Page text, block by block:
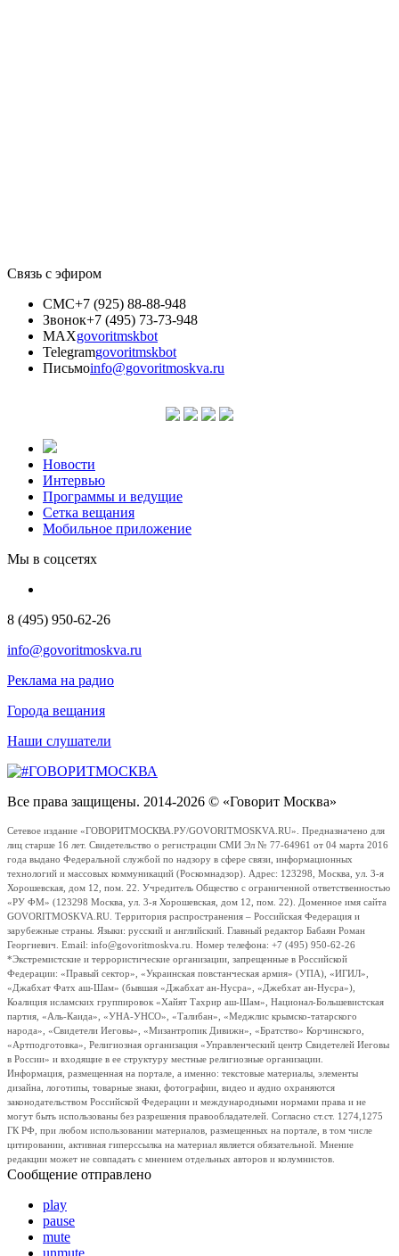
Связь с эфиром
СМС+7 (925) 88-88-948
Звонок+7 (495) 73-73-948
MAXgovoritmskbot
Telegramgovoritmskbot
Письмоinfo@govoritmoskva.ru
Новости
Интервью
Программы и ведущие
Сетка вещания
Мобильное приложение
Мы в соцсетях
8 (495) 950-62-26
info@govoritmoskva.ru
Реклама на радио
Города вещания
Наши слушатели
Все права защищены. 2014-2026 © «Говорит Москва»
Сетевое издание «ГОВОРИТМОСКВА.РУ/GOVORITMOSKVA.RU». Предназначено для
лиц старше 16 лет. Свидетельство о регистрации СМИ Эл № 77-64961 от 04 марта 2016
года выдано Федеральной службой по надзору в сфере связи, информационных
технологий и массовых коммуникаций (Роскомнадзор). Адрес: 123298, Москва, ул. 3-я
Хорошевская, дом 12, пом. 22. Учредитель Общество с ограниченной ответственностью
«РУ ФМ» (123298 Москва, ул. 3-я Хорошевская, дом 12, пом. 22). Доменное имя сайта
GOVORITMOSKVA.RU. Территория распространения – Российская Федерация и
зарубежные страны. Языки: русский и английский. Главный редактор Бабаян Роман
Георгиевич. Email: info@govoritmoskva.ru. Номер телефона: +7 (495) 950-62-26
*Экстремистские и террористические организации, запрещенные в Российской
Федерации: «Правый сектор», «Украинская повстанческая армия» (УПА), «ИГИЛ»,
«Джабхат Фатх аш-Шам» (бывшая «Джабхат ан-Нусра», «Джебхат ан-Нусра»),
Коалиция исламских группировок «Хайят Тахрир аш-Шам», Национал-Большевистская
партия, «Аль-Каида», «УНА-УНСО», «Талибан», «Меджлис крымско-татарского
народа», «Свидетели Иеговы», «Мизантропик Дивижн», «Братство» Корчинского,
«Артподготовка», Религиозная организация «Управленческий центр Свидетелей Иеговы
в России» и входящие в ее структуру местные религиозные организации.
Информация, размещенная на портале, а именно: текстовые материалы, элементы
дизайна, логотипы, товарные знаки, фотографии, видео и аудио охраняются
законодательством Российской Федерации и международными нормами права и не
могут быть использованы без разрешения правообладателей. Согласно ст.ст. 1274,1275
ГК РФ, при любом использовании материалов, размещенных на портале, в том числе
цитировании, активная гиперссылка на материал является обязательной. Мнение
редакции может не совпадать с мнением отдельных авторов и колумнистов.
Сообщение отправлено
play
pause
mute
unmute